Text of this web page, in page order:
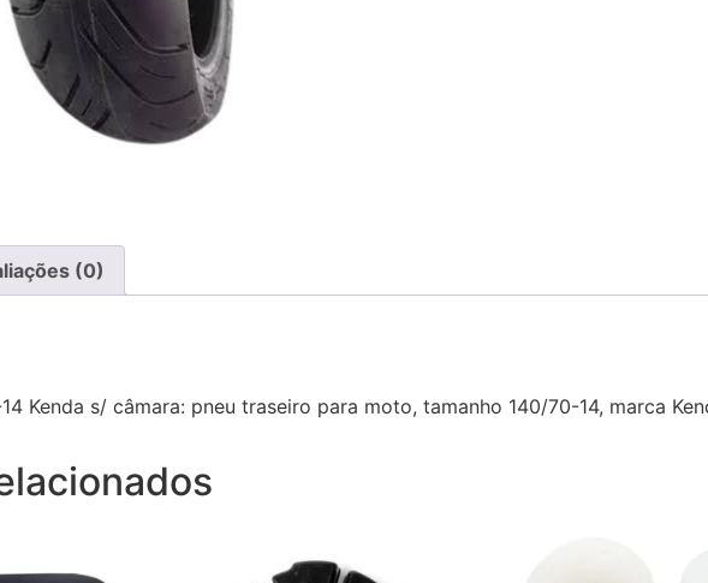
(0)
Kenda s/ câmara: pneu traseiro para moto, tamanho 140/70-14, marca